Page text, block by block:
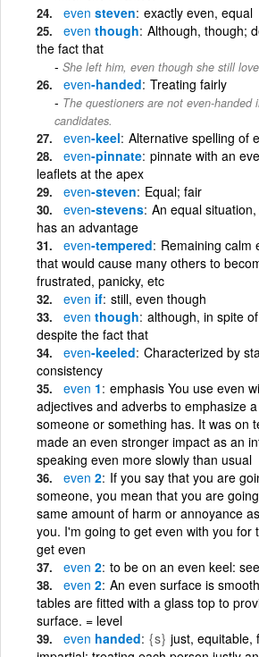
even steven exactly even, equal
even though Although, though;
the fact that
She left him, even though she still
even-handed Treating fairly
The questioners are not even-handed
candidates.
even-keel Alternative spelling of
even-pinnate pinnate with an
leaflets at the apex
even-steven Equal; fair
even-stevens An equal
has an advantage
even-tempered Remaining calm
that would cause many others to
frustrated, panicky, etc
even if still, even though
even though although, in spite
despite the fact that
even-keeled Characterized by
consistency
even 1 emphasis You use even
adjectives and adverbs to emphasize
someone or something has. It was on
made an even stronger impact as an
speaking even more slowly than usual
even 2 If you say that you are
someone, you mean that you are
same amount of harm or annoyance
you. I'm going to get even with you for
get even
even 2 to be on an even keel:
even 2 An even surface is
tables are fitted with a glass top to
surface. = level
even handed {s} just, equitable,